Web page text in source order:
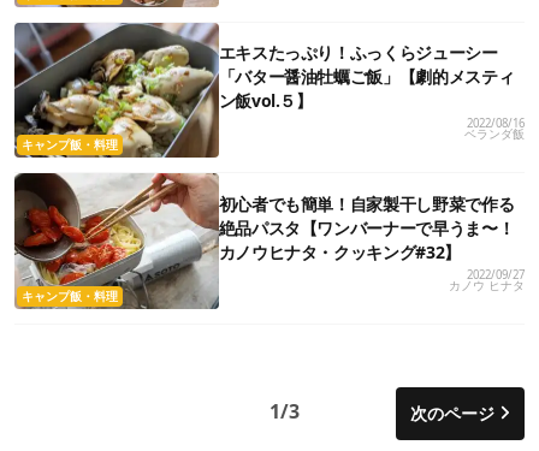
キャンプ飯・料理
エキスたっぷり！ふっくらジューシー
「バター醤油牡蠣ご飯」【劇的メスティ
ン飯vol.５】
2022/08/16
ベランダ飯
キャンプ飯・料理
初心者でも簡単！自家製干し野菜で作る
絶品パスタ【ワンバーナーで早うま〜！
カノウヒナタ・クッキング#32】
2022/09/27
カノウ ヒナタ
1/3 次のページ